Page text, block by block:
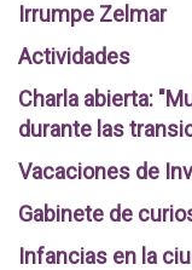
Irrumpe Zelmar
Actividades
Charla abierta:
durante las
Vacaciones de
Gabinete de
Infancias en la